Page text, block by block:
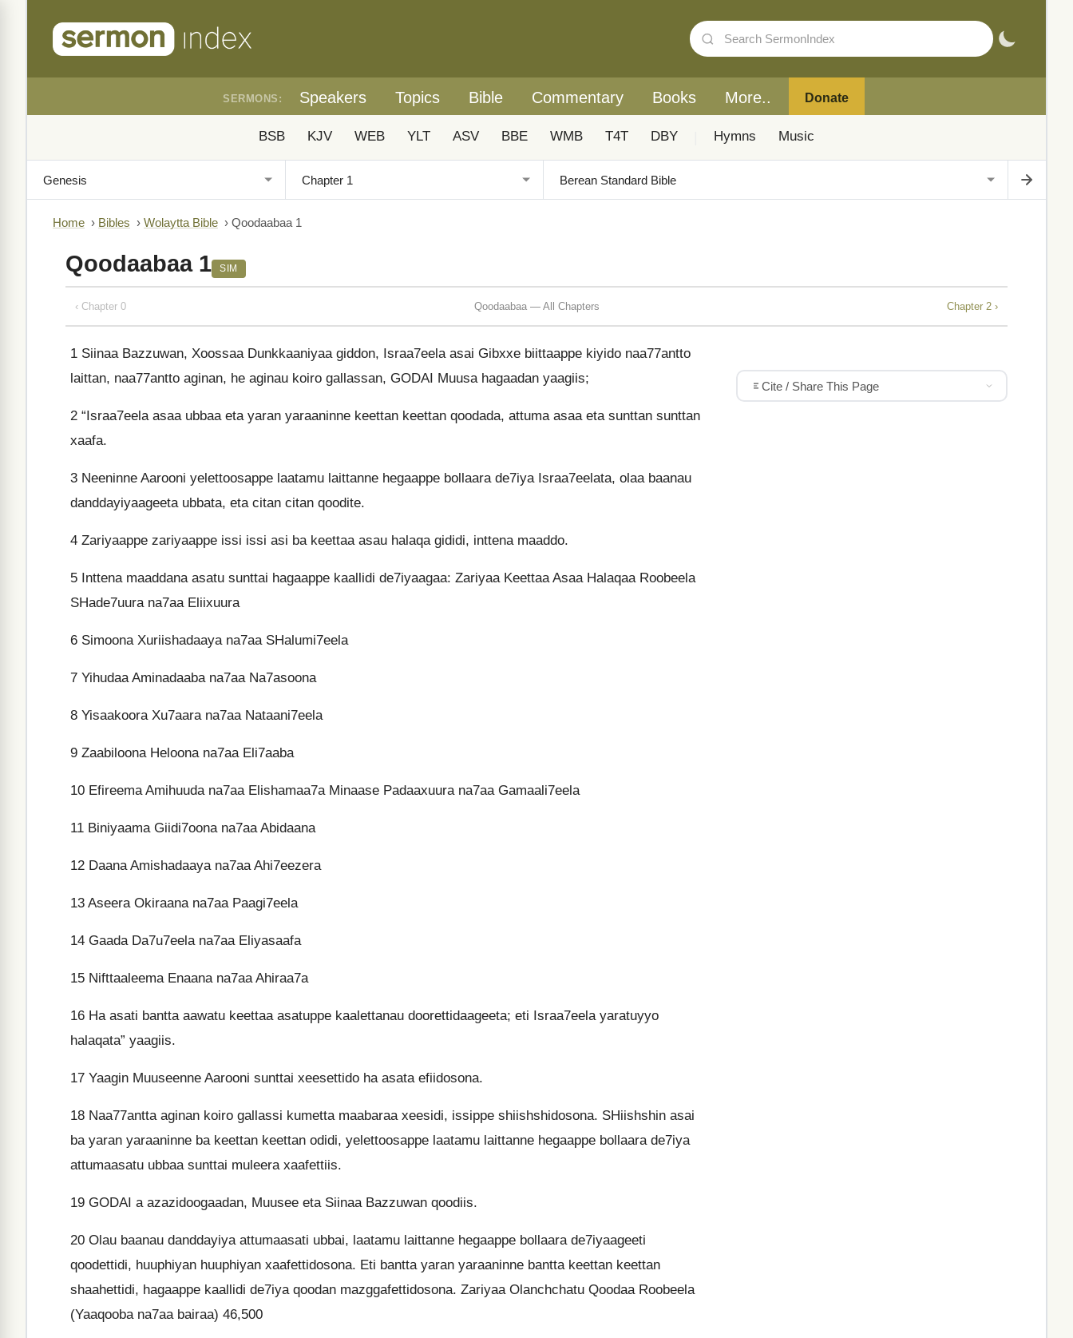
SERMONS: Speakers Topics Bible Commentary Books More.. Donate
BSB KJV WEB YLT ASV BBE WMB T4T DBY Hymns Music
Home › Bibles › Wolaytta Bible › Qoodaabaa 1
Qoodaabaa 1 SIM
‹ Chapter 0 Qoodaabaa — All Chapters Chapter 2 ›
1 Siinaa Bazzuwan, Xoossaa Dunkkaaniyaa giddon, Israa7eela asai Gibxxe biittaappe kiyido naa77antto
laittan, naa77antto aginan, he aginau koiro gallassan, GODAI Muusa hagaadan yaagiis;
2 “Israa7eela asaa ubbaa eta yaran yaraaninne keettan keettan qoodada, attuma asaa eta sunttan sunttan
xaafa.
3 Neeninne Aarooni yelettoosappe laatamu laittanne hegaappe bollaara de7iya Israa7eelata, olaa baanau
danddayiyaageeta ubbata, eta citan citan qoodite.
4 Zariyaappe zariyaappe issi issi asi ba keettaa asau halaqa gididi, inttena maaddo.
5 Inttena maaddana asatu sunttai hagaappe kaallidi de7iyaagaa: Zariyaa Keettaa Asaa Halaqaa Roobeela
SHade7uura na7aa Eliixuura
6 Simoona Xuriishadaaya na7aa SHalumi7eela
7 Yihudaa Aminadaaba na7aa Na7asoona
8 Yisaakoora Xu7aara na7aa Nataani7eela
9 Zaabiloona Heloona na7aa Eli7aaba
10 Efireema Amihuuda na7aa Elishamaa7a Minaase Padaaxuura na7aa Gamaali7eela
11 Biniyaama Giidi7oona na7aa Abidaana
12 Daana Amishadaaya na7aa Ahi7eezera
13 Aseera Okiraana na7aa Paagi7eela
14 Gaada Da7u7eela na7aa Eliyasaafa
15 Nifttaaleema Enaana na7aa Ahiraa7a
16 Ha asati bantta aawatu keettaa asatuppe kaalettanau doorettidaageeta; eti Israa7eela yaratuyyo
halaqata” yaagiis.
17 Yaagin Muuseenne Aarooni sunttai xeesettido ha asata efiidosona.
18 Naa77antta aginan koiro gallassi kumetta maabaraa xeesidi, issippe shiishshidosona. SHiishshin asai
ba yaran yaraaninne ba keettan keettan odidi, yelettoosappe laatamu laittanne hegaappe bollaara de7iya
attumaasatu ubbaa sunttai muleera xaafettiis.
19 GODAI a azazidoogaadan, Muusee eta Siinaa Bazzuwan qoodiis.
20 Olau baanau danddayiya attumaasati ubbai, laatamu laittanne hegaappe bollaara de7iyaageeti
qoodettidi, huuphiyan huuphiyan xaafettidosona. Eti bantta yaran yaraaninne bantta keettan keettan
shaahettidi, hagaappe kaallidi de7iya qoodan mazggafettidosona. Zariyaa Olanchchatu Qoodaa Roobeela
(Yaaqooba na7aa bairaa) 46,500
Cite / Share This Page